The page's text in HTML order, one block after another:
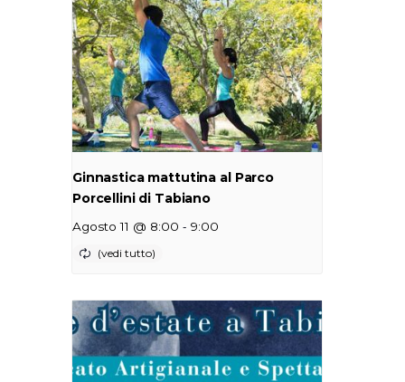
Ginnastica mattutina al Parco
Porcellini di Tabiano
Agosto 11 @ 8:00 - 9:00